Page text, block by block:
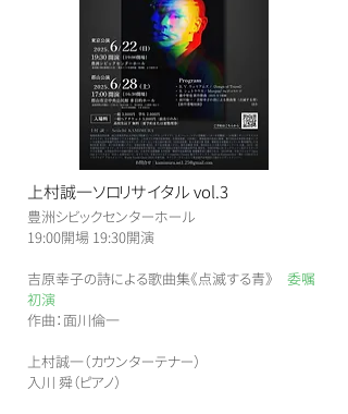
上村誠一ソロリサイタル vol.3
豊洲シビックセンターホール
​19:00開場 19:30開演
​吉原幸子の詩による歌曲集《点滅する青》 委嘱
初演
作曲：面川倫一
上村誠一（カウンターテナー）
入川 舜（ピアノ）